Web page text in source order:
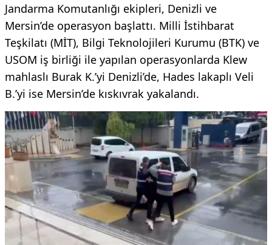
Jandarma Komutanlığı ekipleri, Denizli ve
Mersin’de operasyon başlattı. Milli İstihbarat
Teşkilatı (MİT), Bilgi Teknolojileri Kurumu (BTK) ve
USOM iş birliği ile yapılan operasyonlarda Klew
mahlaslı Burak K.’yi Denizli’de, Hades lakaplı Veli
B.’yi ise Mersin’de kıskıvrak yakalandı.